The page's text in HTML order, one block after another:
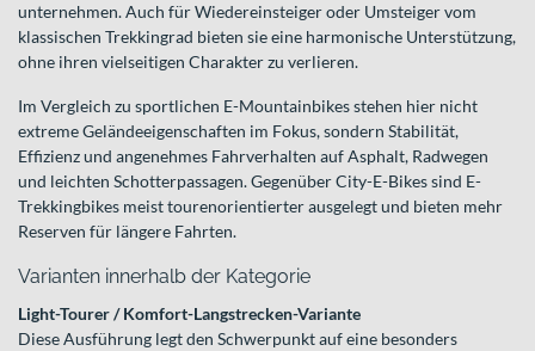
unternehmen. Auch für Wiedereinsteiger oder Umsteiger vom
klassischen Trekkingrad bieten sie eine harmonische Unterstützung,
ohne ihren vielseitigen Charakter zu verlieren.
Im Vergleich zu sportlichen E-Mountainbikes stehen hier nicht
extreme Geländeeigenschaften im Fokus, sondern Stabilität,
Effizienz und angenehmes Fahrverhalten auf Asphalt, Radwegen
und leichten Schotterpassagen. Gegenüber City-E-Bikes sind E-
Trekkingbikes meist tourenorientierter ausgelegt und bieten mehr
Reserven für längere Fahrten.
Varianten innerhalb der Kategorie
Light-Tourer / Komfort-Langstrecken-Variante
Diese Ausführung legt den Schwerpunkt auf eine besonders